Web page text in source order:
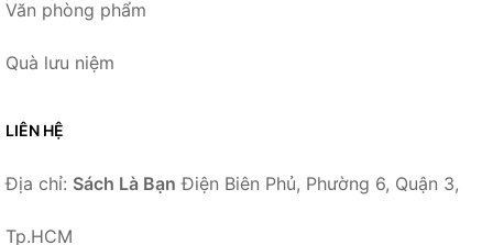
Văn phòng phẩm
Quà lưu niệm
LIÊN HỆ
Địa chỉ: Sách Là Bạn Điện Biên Phủ, Phường 6, Quận 3,
Tp.HCM